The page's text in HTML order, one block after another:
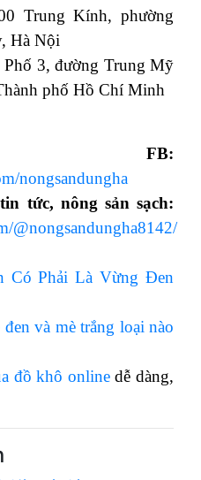
Trung Kính, phường
Hà Nội
3, đường Trung Mỹ
phố Hồ Chí Minh
FB:
nongsandungha
tức, nông sản sạch:
@nongsandungha8142/
Có Phải Là Vừng Đen
đen và mè trắng loại nào
đồ khô onlinedễ dàng,